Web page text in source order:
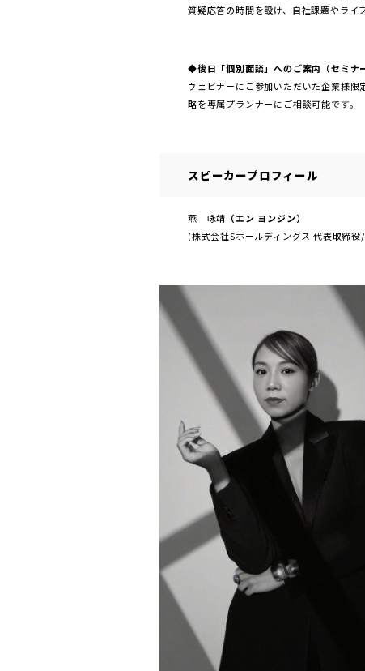
質疑応答の時間を設け、自社課題やライ
◆後日「個別面談」へのご案内（セミナ
ウェビナーにご参加いただいた企業様
略を専属プランナーにご相談可能です。
スピーカープロフィール
燕 咏靖 （エン ヨンジン）
(株式会社Sホールディングス 代表取締